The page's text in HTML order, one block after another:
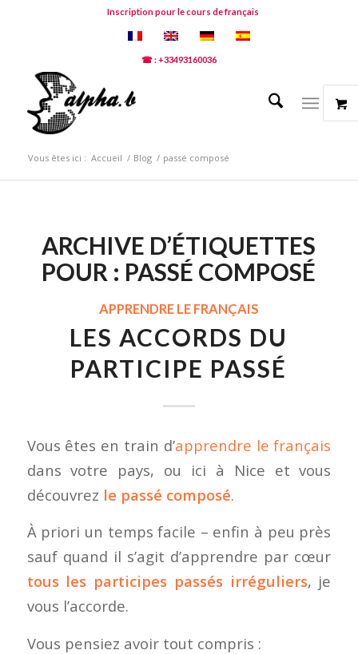
Inscription pour le cours de français
☎ : +33493160036
Vous êtes ici : Accueil / Blog / passé composé
ARCHIVE D’ÉTIQUETTES
POUR : PASSÉ COMPOSÉ
APPRENDRE LE FRANÇAIS
LES ACCORDS DU
PARTICIPE PASSÉ
Vous êtes en train d’apprendre le français
dans votre pays, ou ici à Nice et vous
découvrez le passé composé.
À priori un temps facile – enfin à peu près
sauf quand il s’agit d’apprendre par cœur
tous les participes passés irréguliers, je
vous l’accorde.
Vous pensiez avoir tout compris :